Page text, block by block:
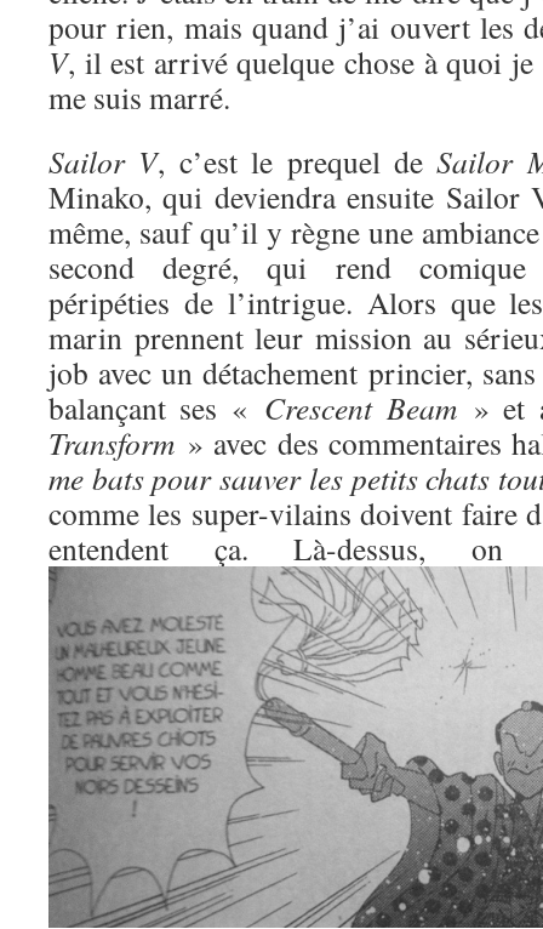
pour rien, mais quand j’ai ouvert les
V, il est arrivé quelque chose à quoi je
me suis marré.
Sailor V, c’est le prequel deSailor
Minako, qui deviendra ensuite Sailor
même, sauf qu’il y règne une
second degré, qui rend comique
péripéties de l’intrigue. Alors que
marin prennent leur mission au
job avec un détachement princier,
balançant ses « Crescent Beam» et
Transform » avec des commentaires
me bats pour sauver les petits chats
comme les super-vilains doivent faire
entendent ça. Là-dessus,